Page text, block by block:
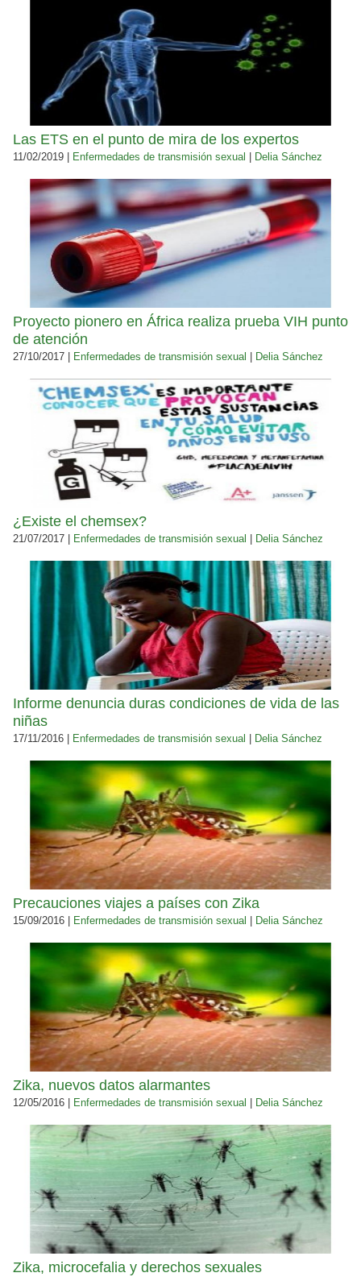
Las ETS en el punto de mira de los expertos
11/02/2019 | Enfermedades de transmisión sexual Delia Sánchez
Proyecto pionero en África realiza prueba VIH punto
de atención
27/10/2017 | Enfermedades de transmisión sexual Delia Sánchez
¿Existe el chemsex?
21/07/2017 | Enfermedades de transmisión sexual Delia Sánchez
Informe denuncia duras condiciones de vida de las
niñas
17/11/2016 | Enfermedades de transmisión sexual Delia Sánchez
Precauciones viajes a países con Zika
15/09/2016 | Enfermedades de transmisión sexual Delia Sánchez
Zika, nuevos datos alarmantes
12/05/2016 | Enfermedades de transmisión sexual Delia Sánchez
Zika, microcefalia y derechos sexuales